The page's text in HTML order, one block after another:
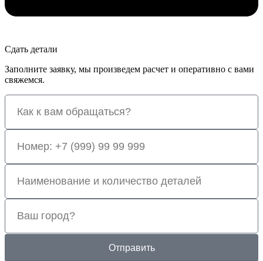
Сдать детали
Заполните заявку, мы произведем расчет и оперативно с вами
свяжемся.
Отправить